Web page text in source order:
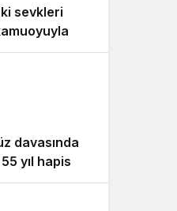
sevkleri
davasında
yıl hapis